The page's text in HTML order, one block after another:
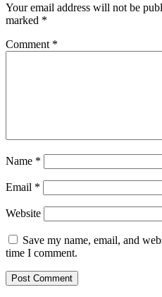
Your email address will not be
marked *
Comment *
Name *
Email *
Website
Save my name, email, and
time I comment.